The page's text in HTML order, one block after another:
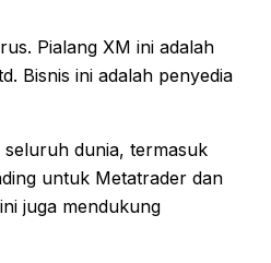
Pialang XM ini adalah
Bisnis ini adalah penyedia
dunia, termasuk
untuk Metatrader dan
juga mendukung